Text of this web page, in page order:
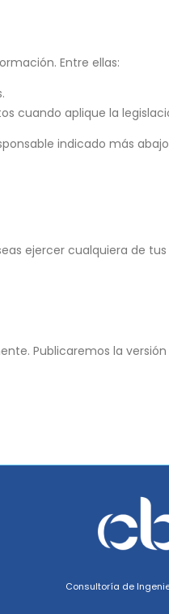
Entre ellas:
cuando aplique la
indicado más
ejercer cualquiera de
Publicaremos la
Consultoría de